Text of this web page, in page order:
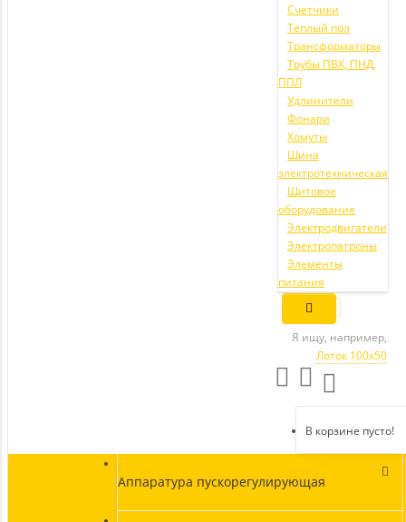
Счетчики
Теплый пол
Трансформаторы
Трубы ПВХ, ПНД,
ППЛ
Удлинители
Фонари
Хомуты
Шина
электротехническая
Щитовое
оборудование
Электродвигатели
Электропатроны
Элементы
питания
Я ищу, например,
Лоток 100х50
В корзине пусто!
Аппаратура пускорегулирующая